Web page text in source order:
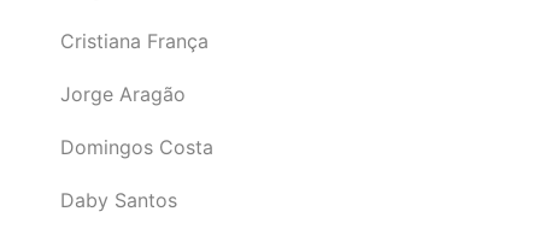
Cristiana França
Jorge Aragão
Domingos Costa
Daby Santos